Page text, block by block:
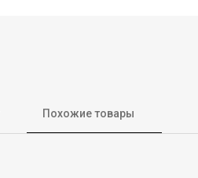
Похожие товары